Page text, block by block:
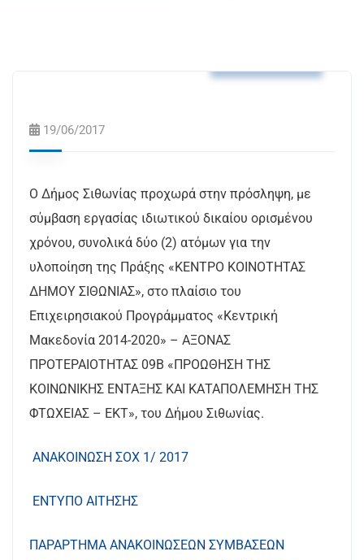
19/06/2017
Ο Δήμος Σιθωνίας προχωρά στην πρόσληψη, με
σύμβαση εργασίας ιδιωτικού δικαίου ορισμένου
χρόνου, συνολικά δύο (2) ατόμων για την
υλοποίηση της Πράξης «ΚΕΝΤΡΟ ΚΟΙΝΟΤΗΤΑΣ
ΔΗΜΟΥ ΣΙΘΩΝΙΑΣ», στο πλαίσιο του
Επιχειρησιακού Προγράμματος «Κεντρική
Μακεδονία 2014-2020» – ΑΞΟΝΑΣ
ΠΡΟΤΕΡΑΙΟΤΗΤΑΣ 09Β «ΠΡΟΩΘΗΣΗ ΤΗΣ
ΚΟΙΝΩΝΙΚΗΣ ΕΝΤΑΞΗΣ ΚΑΙ ΚΑΤΑΠΟΛΕΜΗΣΗ ΤΗΣ
ΦΤΩΧΕΙΑΣ – ΕΚΤ», του Δήμου Σιθωνίας.
ΑΝΑΚΟΙΝΩΣΗ ΣΟΧ 1/ 2017
ΕΝΤΥΠΟ ΑΙΤΗΣΗΣ
ΠΑΡΑΡΤΗΜΑ ΑΝΑΚΟΙΝΩΣΕΩΝ ΣΥΜΒΑΣΕΩΝ